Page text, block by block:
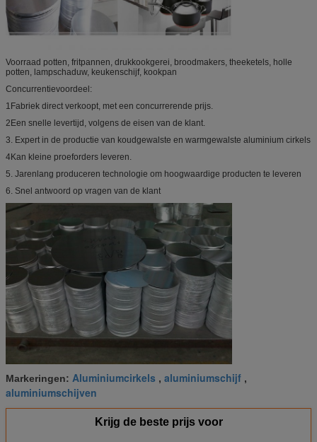
Voorraad potten, fritpannen, drukkookgerei, broodmakers, theeketels, holle
potten, lampschaduw, keukenschijf, kookpan
Concurrentievoordeel:
1Fabriek direct verkoopt, met een concurrerende prijs.
2Een snelle levertijd, volgens de eisen van de klant.
3. Expert in de productie van koudgewalste en warmgewalste aluminium cirkels
4Kan kleine proeforders leveren.
5. Jarenlang produceren technologie om hoogwaardige producten te leveren
6. Snel antwoord op vragen van de klant
Markeringen: Aluminiumcirkels , aluminiumschijf ,
aluminiumschijven
Krijg de beste prijs voor